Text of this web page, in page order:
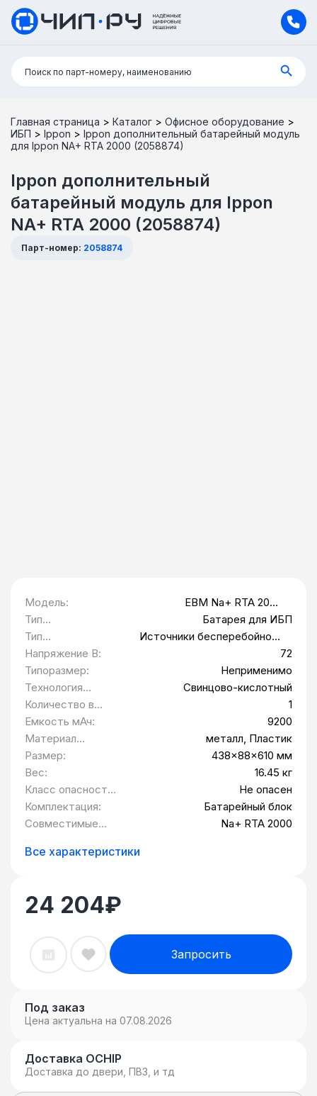
Поиск:
Поиск по парт-номеру, наименованию
Главная страница > Каталог > Офисное оборудование >
ИБП > Ippon > Ippon дополнительный батарейный модуль
для Ippon NA+ RTA 2000 (2058874)
Ippon дополнительный
батарейный модуль для Ippon
NA+ RTA 2000 (2058874)
Парт-номер: 2058874
Модель:
EBM Na+ RTA 2000
батарейный модуль
Тип
оборудования:
Батарея для ИБП
Тип
совместимого
оборудования:
Источники бесперебойного
питания
Напряжение В:
72
Типоразмер:
Неприменимо
Технология
производства:
Свинцово-кислотный
Количество в
упаковке шт:
1
Емкость мАч:
9200
Материал
корпуса:
металл, Пластик
Размер:
438x88x610 мм
Вес:
16.45 кг
Класс опасности
товара:
Не опасен
Комплектация:
Батарейный блок
Совместимые
Na+ RTA 2000
Все характеристики
24 204₽
Запросить
Под заказ
Цена актуальна на 07.08.2026
Доставка OCHIP
Доставка до двери, ПВЗ, и тд